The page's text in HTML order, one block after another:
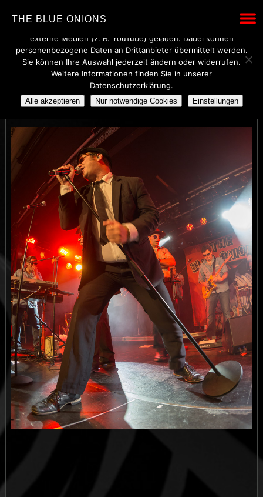
THE BLUE ONIONS
THE BLUE ONIONS
Wir verwenden technisch notwendige Cookies, um den Betrieb
dieser Website sicherzustellen. Mit Ihrer Einwilligung werden
externe Medien (z. B. YouTube) geladen. Dabei können
personenbezogene Daten an Drittanbieter übermittelt werden.
Sie können Ihre Auswahl jederzeit ändern oder widerrufen.
Weitere Informationen finden Sie in unserer
Datenschutzerklärung.
Alle akzeptieren Nur notwendige Cookies Einstellungen